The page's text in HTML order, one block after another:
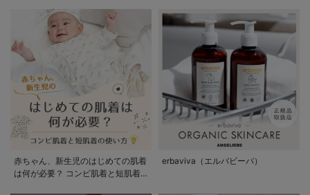
赤ちゃん、新生児のはじめての肌着
は何が必要？ コンビ肌着と短肌着
erbaviva（エルバビーバ）